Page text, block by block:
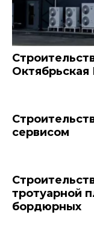
сервисом
тротуарной
бордюрных